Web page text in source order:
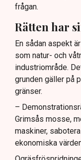
frågan.
Rätten har
En sådan aspekt
som natur- och
industriområde.
grunden gäller på
gränser.
–
Grimsås mosse,
maskiner,
ekonomiska